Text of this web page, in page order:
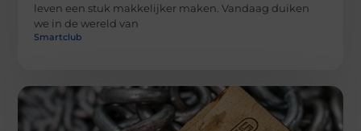
leven een stuk makkelijker maken. Vandaag duiken
we in de wereld van
Smartclub